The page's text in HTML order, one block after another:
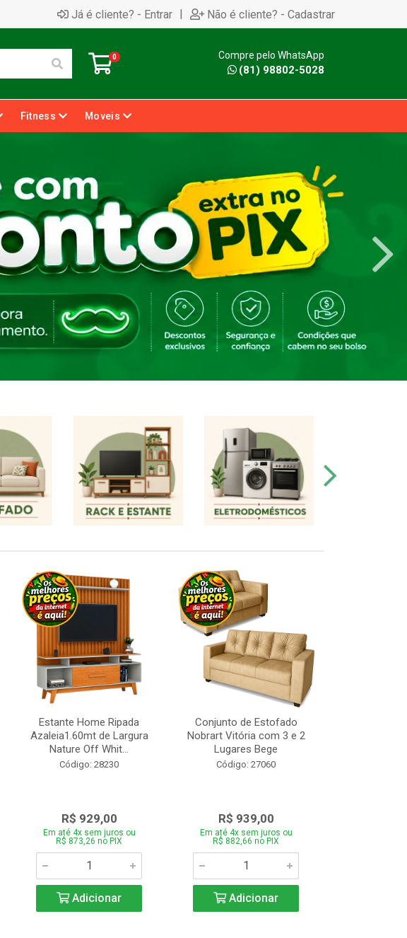
Já é cliente? - Entrar | Não é cliente? - Cadastrar
0 Compre pelo WhatsApp
(81) 98802-5028
Fitness Moveis
Estante Home Ripada
Azaleia1.60mt de Largura
Nature Off Whit...
Código: 28230
R$ 929,00
Em até 4x sem juros ou
R$ 873,26 no PIX
Adicionar
Conjunto de Estofado
Nobrart Vitória com 3 e 2
Lugares Bege
Código: 27060
R$ 939,00
Em até 4x sem juros ou
R$ 882,66 no PIX
Adicionar